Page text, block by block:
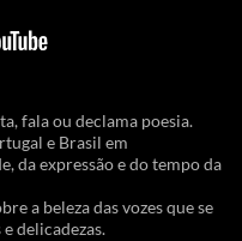
fala ou declama poesia.
e Brasil em
da expressão e do tempo da
a beleza das vozes que se
delicadezas.